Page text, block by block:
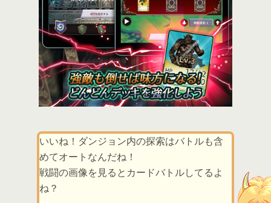
いいね！ダンジョン内の探索はバトルも含
めてオートなんだね！
戦闘の画像を見るとカードバトルしてるよ
ね？